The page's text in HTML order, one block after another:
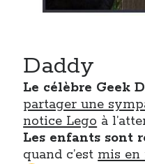
Daddy
Le célèbre Geek
partager une
notice Lego à
Les enfants sont
quand c’est mis en